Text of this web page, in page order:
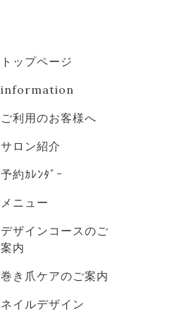
トップページ
information
ご利用のお客様へ
サロン紹介
予約ｶﾚﾝﾀﾞｰ
メニュー
デザインコースのご
案内
巻き爪ケアのご案内
ネイルデザイン